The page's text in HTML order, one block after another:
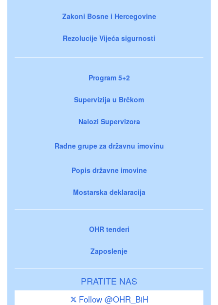
Zakoni Bosne i Hercegovine
Rezolucije Vijeća sigurnosti
Program 5+2
Supervizija u Brčkom
Nalozi Supervizora
Radne grupe za državnu imovinu
Popis državne imovine
Mostarska deklaracija
OHR tenderi
Zaposlenje
PRATITE NAS
Follow @OHR_BiH